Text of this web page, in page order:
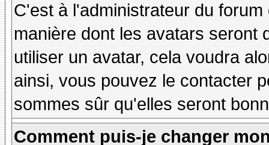
C'est à l'administrateur du
manière dont les avatars seront
utiliser un avatar, cela voudra
ainsi, vous pouvez le contacter
sommes sûr qu'elles seront
Comment puis-je changer